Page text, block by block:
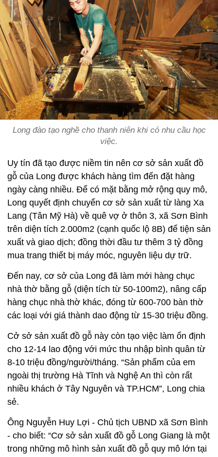
Long đào tạo nghề cho thanh niên khi có nhu cầu học
việc.
Uy tín đã tạo được niềm tin nên cơ sở sản xuất đồ
gỗ của Long được khách hàng tìm đến đặt hàng
ngày càng nhiều. Để có mặt bằng mở rộng quy mô,
Long quyết định chuyển cơ sở sản xuất từ làng Xa
Lang (Tân Mỹ Hà) về quê vợ ở thôn 3, xã Sơn Bình
trên diện tích 2.000m2 (cạnh quốc lộ 8B) để tiện sản
xuất và giao dịch; đồng thời đầu tư thêm 3 tỷ đồng
mua trang thiết bị máy móc, nguyên liệu dự trữ.
Đến nay, cơ sở của Long đã làm mới hàng chục
nhà thờ bằng gỗ (diện tích từ 50-100m2), nâng cấp
hàng chục nhà thờ khác, đóng từ 600-700 bàn thờ
các loại với giá thành dao động từ 15-30 triệu đồng.
Cở sở sản xuất đồ gỗ này còn tạo việc làm ổn định
cho 12-14 lao động với mức thu nhập bình quân từ
8-10 triệu đồng/người/tháng. “Sản phẩm của em
ngoài thị trường Hà Tĩnh và Nghệ An thì còn rất
nhiều khách ở Tây Nguyên và TP.HCM”, Long chia
sẻ.
Ông Nguyễn Huy Lợi - Chủ tịch UBND xã Sơn Bình
- cho biết: “Cơ sở sản xuất đồ gỗ Long Giang là một
trong những mô hình sản xuất đồ gỗ quy mô lớn tại